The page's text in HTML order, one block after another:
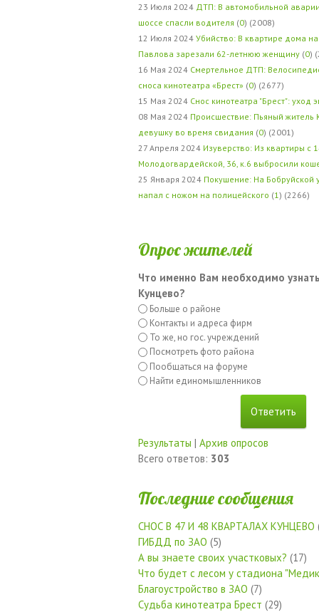
23 Июля 2024 ДТП: В автомобильной
шоссе спасли водителя (0) (2008)
12 Июля 2024 Убийство: В квартире дома
Павлова зарезали 62-летнюю женщину (0)
16 Мая 2024 Смертельное ДТП:
сноса кинотеатра «Брест» (0) (2677)
15 Мая 2024 Снос кинотеатра "Брест": уход
08 Мая 2024 Происшествие: Пьяный житель
девушку во время свидания (0) (2001)
27 Апреля 2024 Изуверство: Из квартиры с
Молодогвардейской, 36, к.6 выбросили
25 Января 2024 Покушение: На Бобруйской
напал с ножом на полицейского (1 ) (2266)
Опрос жителей
Что именно Вам необходимо
Кунцево?
Больше о районе
Контакты и адреса фирм
То же, но гос. учреждений
Посмотреть фото района
Пообщаться на форуме
Найти единомышленников
Результаты | Архив опросов
Всего ответов: 303
Последние сообщения
СНОС В 47 И 48 КВАРТАЛАХ КУНЦЕВО
ГИБДД по ЗАО (5)
А вы знаете своих участковых? (17)
Что будет с лесом у стадиона
Благоустройство в ЗАО (7)
Судьба кинотеатра Брест (29)